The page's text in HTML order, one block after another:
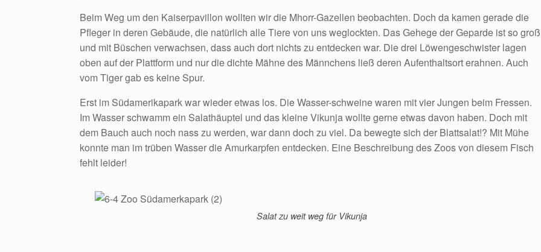
Beim Weg um den Kaiserpavillon wollten wir die Mhorr-Gazellen beobachten. Doch da kamen gerade die
Pfleger in deren Gebäude, die natürlich alle Tiere von uns weglockten. Das Gehege der Geparde ist so groß
und mit Büschen verwachsen, dass auch dort nichts zu entdecken war. Die drei Löwengeschwister lagen
oben auf der Plattform und nur die dichte Mähne des Männchens ließ deren Aufenthaltsort erahnen. Auch
vom Tiger gab es keine Spur.
Erst im Südamerikapark war wieder etwas los. Die Wasser-schweine waren mit vier Jungen beim Fressen.
Im Wasser schwamm ein Salathäuptel und das kleine Vikunja wollte gerne etwas davon haben. Doch mit
dem Bauch auch noch nass zu werden, war dann doch zu viel. Da bewegte sich der Blattsalat!? Mit Mühe
konnte man im trüben Wasser die Amurkarpfen entdecken. Eine Beschreibung des Zoos von diesem Fisch
fehlt leider!
Salat zu weit weg für Vikunja